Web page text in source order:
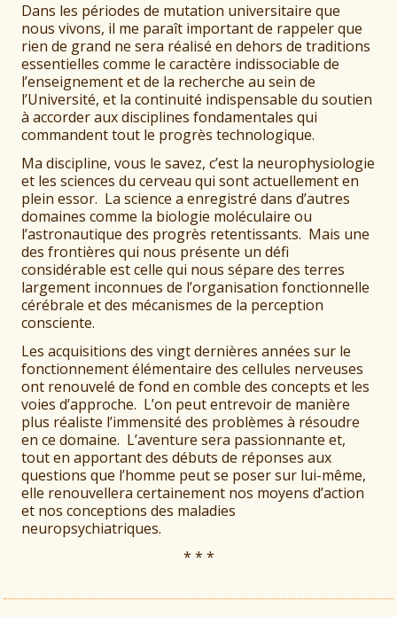
Dans les périodes de mutation universitaire que
nous vivons, il me paraît important de rappeler que
rien de grand ne sera réalisé en dehors de traditions
essentielles comme le caractère indissociable de
l’enseignement et de la recherche au sein de
l’Université, et la continuité indispensable du soutien
à accorder aux disciplines fondamentales qui
commandent tout le progrès technologique.
Ma discipline, vous le savez, c’est la neurophysiologie
et les sciences du cerveau qui sont actuellement en
plein essor. La science a enregistré dans d’autres
domaines comme la biologie moléculaire ou
l’astronautique des progrès retentissants. Mais une
des frontières qui nous présente un défi
considérable est celle qui nous sépare des terres
largement inconnues de l’organisation fonctionnelle
cérébrale et des mécanismes de la perception
consciente.
Les acquisitions des vingt dernières années sur le
fonctionnement élémentaire des cellules nerveuses
ont renouvelé de fond en comble des concepts et les
voies d’approche. L’on peut entrevoir de manière
plus réaliste l’immensité des problèmes à résoudre
en ce domaine. L’aventure sera passionnante et,
tout en apportant des débuts de réponses aux
questions que l’homme peut se poser sur lui-même,
elle renouvellera certainement nos moyens d’action
et nos conceptions des maladies
neuropsychiatriques.
* * *